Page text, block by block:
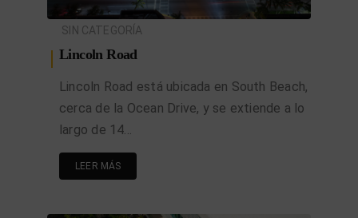
SIN CATEGORÍA
Lincoln Road
Lincoln Road está ubicada en South Beach,
cerca de la Ocean Drive, y se extiende a lo
largo de 14…
LEER MÁS